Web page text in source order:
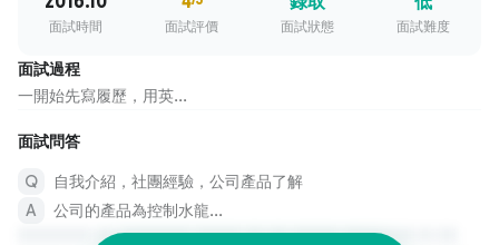
面試時間 面試評價 面試狀態 面試難度
面試過程
一開始先寫履歷，用英...
面試問答
自我介紹，社團經驗，公司產品了解
公司的產品為控制水龍...